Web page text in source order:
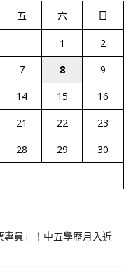
五 六 日
1
2
7 8
9
14 15
16
21 22
23
28 29
30
專員」！中五學歷月入近